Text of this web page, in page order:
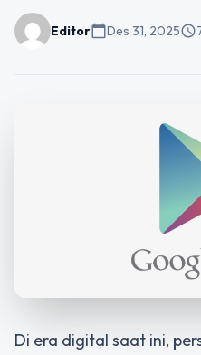
Editorcalendar_todayDes 31, 2025schedule
Di era digital saat ini,